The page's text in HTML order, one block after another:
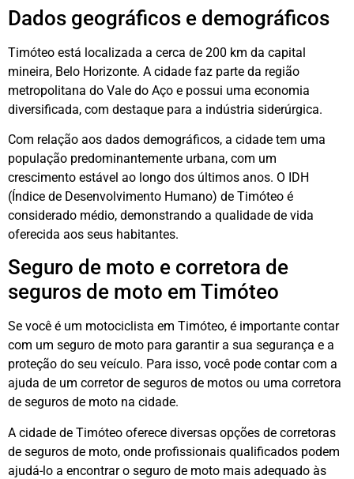
Dados geográficos e demográficos
Timóteo está localizada a cerca de 200 km da capital
mineira, Belo Horizonte. A cidade faz parte da região
metropolitana do Vale do Aço e possui uma economia
diversificada, com destaque para a indústria siderúrgica.
Com relação aos dados demográficos, a cidade tem uma
população predominantemente urbana, com um
crescimento estável ao longo dos últimos anos. O IDH
(Índice de Desenvolvimento Humano) de Timóteo é
considerado médio, demonstrando a qualidade de vida
oferecida aos seus habitantes.
Seguro de moto e corretora de
seguros de moto em Timóteo
Se você é um motociclista em Timóteo, é importante contar
com um seguro de moto para garantir a sua segurança e a
proteção do seu veículo. Para isso, você pode contar com a
ajuda de um corretor de seguros de motos ou uma corretora
de seguros de moto na cidade.
A cidade de Timóteo oferece diversas opções de corretoras
de seguros de moto, onde profissionais qualificados podem
ajudá-lo a encontrar o seguro de moto mais adequado às